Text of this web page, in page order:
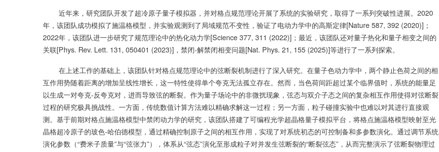
近年来，研究团队开发了超冷原子量子模拟器，并对格点规范理论开展了系统的实验研究，取得了一系列突破性进展。2020
年，该团队成功模拟了施温格模型，并实验观测到了局域规范不变性，验证了电动力学中的高斯定律[Nature 587, 392 (2020)]；
2022年，该团队进一步研究了规范理论中的热化动力学[Science 377, 311 (2022)]；最近，该团队还对量子热化和量子相变之间的
关联[Phys. Rev. Lett. 131, 050401 (2023)]，禁闭-解禁闭相变问题[Nat. Phys. 21, 155 (2025)]等进行了一系列探索。
在上述工作的基础上，该团队针对格点规范理论中的弦断裂机制进行了深入研究。在量子色动力学中，两个静止色荷之间的相
互作用势随着距离的增加呈线性增长，这一特性使得单个夸克无法孤立存在。然而，当色荷间距超过某个临界值时，系统的能量足
以生成一对夸克-反夸克对，进而导致弦的断裂。作为量子场论中的非微扰现象，弦态与双介子态之间的复杂相互作用使得对弦断裂
过程的研究极具挑战性。一方面，传统数值计算方法难以精确求解这一过程；另一方面，粒子碰撞实验中也难以对其进行直接观
测。基于前期对格点施温格模型中禁闭动力学的研究，该团队搭建了可编程光学超晶格量子模拟平台，将格点施温格模型映射至光
晶格超冷原子的玻色-哈伯德模型，通过精确控制原子之间的相互作用，实现了对系统初态的可控制备和多参数演化。通过调节系统
演化参数（“费米子质量”与“弦张力”），体系从“弦态”演化至形成粒子对并发生弦断裂的“断裂弦态”，从而完整演示了弦断裂物理过